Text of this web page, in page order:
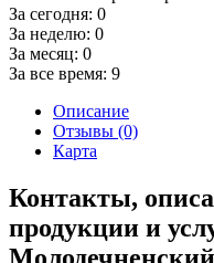
За сегодня: 0
За неделю: 0
За месяц: 0
За все время: 9
Описание
Отзывы (0)
Карта
Контакты,
продукции и